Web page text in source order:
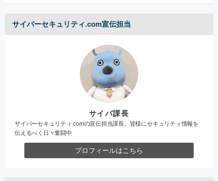
サイバーセキュリティ.com宣伝担当
サイバ課長
サイバーセキュリティ.comの宣伝担当課長。皆様にセキュリティ情報を
伝えるべく日々奮闘中
プロフィールはこちら